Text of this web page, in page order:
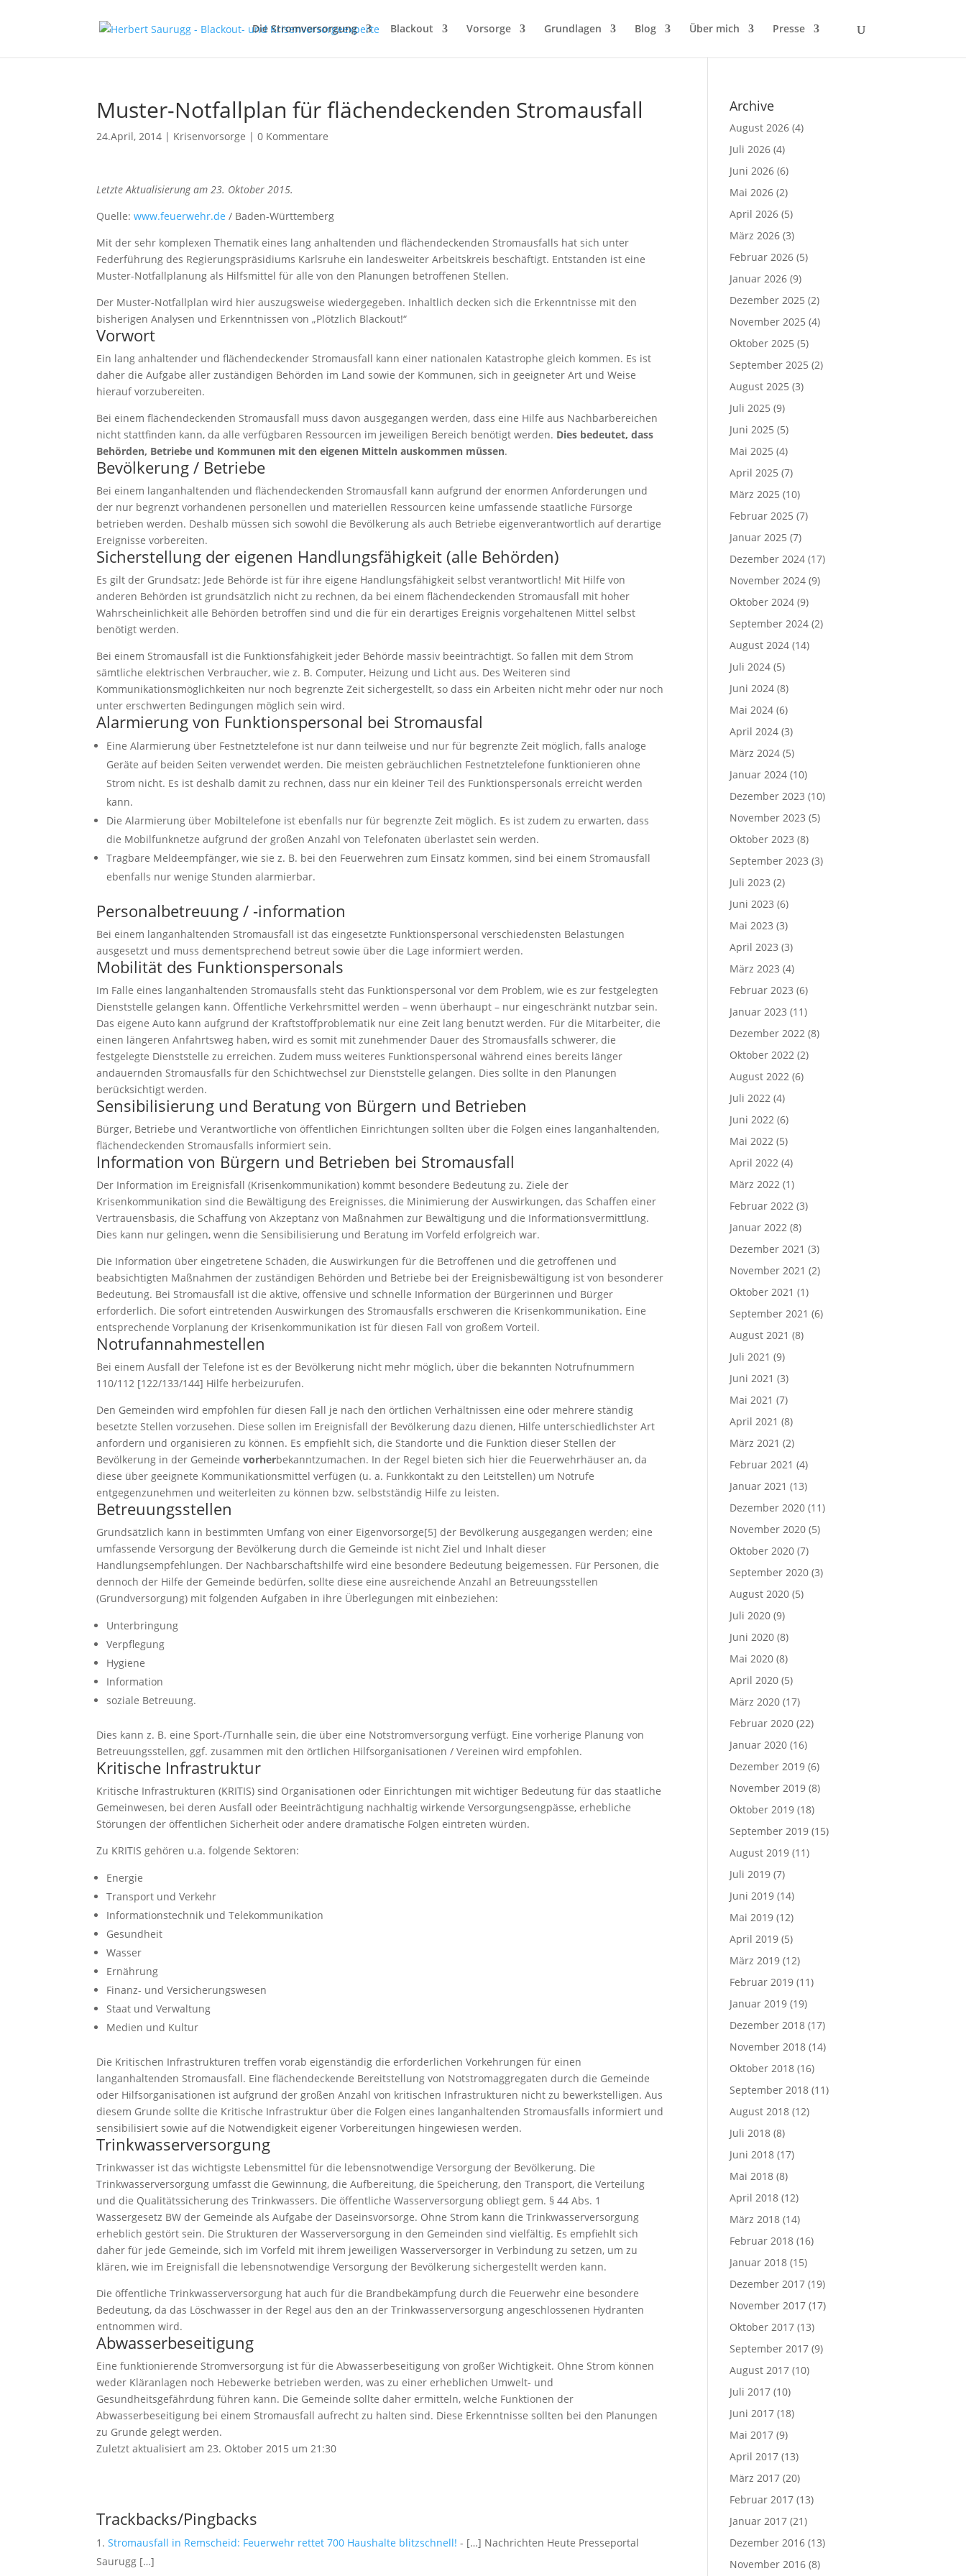
Die Stromversorgung Blackout Vorsorge Grundlagen Blog Über mich Presse
Muster-Notfallplan für flächendeckenden Stromausfall
24.April, 2014 | Krisenvorsorge |0 Kommentare
Letzte Aktualisierung am 23. Oktober 2015.
Quelle:www.feuerwehr.de / Baden-Württemberg
Mit der sehr komplexen Thematik eines lang anhaltenden und flächendeckenden Stromausfalls hat sich unter
Federführung des Regierungspräsidiums Karlsruhe ein landesweiter Arbeitskreis beschäftigt. Entstanden ist eine
Muster-Notfallplanung als Hilfsmittel für alle von den Planungen betroffenen Stellen.
Der Muster-Notfallplan wird hier auszugsweise wiedergegeben. Inhaltlich decken sich die Erkenntnisse mit den
bisherigen Analysen und Erkenntnissen von „Plötzlich Blackout!“
Vorwort
Ein lang anhaltender und flächendeckender Stromausfall kann einer nationalen Katastrophe gleich kommen. Es ist
daher die Aufgabe aller zuständigen Behörden im Land sowie der Kommunen, sich in geeigneter Art und Weise
hierauf vorzubereiten.
Bei einem flächendeckenden Stromausfall muss davon ausgegangen werden, dass eine Hilfe aus Nachbarbereichen
nicht stattfinden kann, da alle verfügbaren Ressourcen im jeweiligen Bereich benötigt werden. Dies bedeutet, dass
Behörden, Betriebe und Kommunen mit den eigenen Mitteln auskommen müssen.
Bevölkerung / Betriebe
Bei einem langanhaltenden und flächendeckenden Stromausfall kann aufgrund der enormen Anforderungen und
der nur begrenzt vorhandenen personellen und materiellen Ressourcen keine umfassende staatliche Fürsorge
betrieben werden. Deshalb müssen sich sowohl die Bevölkerung als auch Betriebe eigenverantwortlich auf derartige
Ereignisse vorbereiten.
Sicherstellung der eigenen Handlungsfähigkeit (alle Behörden)
Es gilt der Grundsatz: Jede Behörde ist für ihre eigene Handlungsfähigkeit selbst verantwortlich! Mit Hilfe von
anderen Behörden ist grundsätzlich nicht zu rechnen, da bei einem flächendeckenden Stromausfall mit hoher
Wahrscheinlichkeit alle Behörden betroffen sind und die für ein derartiges Ereignis vorgehaltenen Mittel selbst
benötigt werden.
Bei einem Stromausfall ist die Funktionsfähigkeit jeder Behörde massiv beeinträchtigt. So fallen mit dem Strom
sämtliche elektrischen Verbraucher, wie z. B. Computer, Heizung und Licht aus. Des Weiteren sind
Kommunikationsmöglichkeiten nur noch begrenzte Zeit sichergestellt, so dass ein Arbeiten nicht mehr oder nur noch
unter erschwerten Bedingungen möglich sein wird.
Alarmierung von Funktionspersonal bei Stromausfal
Eine Alarmierung über Festnetztelefone ist nur dann teilweise und nur für begrenzte Zeit möglich, falls analoge
Geräte auf beiden Seiten verwendet werden. Die meisten gebräuchlichen Festnetztelefone funktionieren ohne
Strom nicht. Es ist deshalb damit zu rechnen, dass nur ein kleiner Teil des Funktionspersonals erreicht werden
kann.
Die Alarmierung über Mobiltelefone ist ebenfalls nur für begrenzte Zeit möglich. Es ist zudem zu erwarten, dass
die Mobilfunknetze aufgrund der großen Anzahl von Telefonaten überlastet sein werden.
Tragbare Meldeempfänger, wie sie z. B. bei den Feuerwehren zum Einsatz kommen, sind bei einem Stromausfall
ebenfalls nur wenige Stunden alarmierbar.
Personalbetreuung / -information
Bei einem langanhaltenden Stromausfall ist das eingesetzte Funktionspersonal verschiedensten Belastungen
ausgesetzt und muss dementsprechend betreut sowie über die Lage informiert werden.
Mobilität des Funktionspersonals
Im Falle eines langanhaltenden Stromausfalls steht das Funktionspersonal vor dem Problem, wie es zur festgelegten
Dienststelle gelangen kann. Öffentliche Verkehrsmittel werden – wenn überhaupt – nur eingeschränkt nutzbar sein.
Das eigene Auto kann aufgrund der Kraftstoffproblematik nur eine Zeit lang benutzt werden. Für die Mitarbeiter, die
einen längeren Anfahrtsweg haben, wird es somit mit zunehmender Dauer des Stromausfalls schwerer, die
festgelegte Dienststelle zu erreichen. Zudem muss weiteres Funktionspersonal während eines bereits länger
andauernden Stromausfalls für den Schichtwechsel zur Dienststelle gelangen. Dies sollte in den Planungen
berücksichtigt werden.
Sensibilisierung und Beratung von Bürgern und Betrieben
Bürger, Betriebe und Verantwortliche von öffentlichen Einrichtungen sollten über die Folgen eines langanhaltenden,
flächendeckenden Stromausfalls informiert sein.
Information von Bürgern und Betrieben bei Stromausfall
Der Information im Ereignisfall (Krisenkommunikation) kommt besondere Bedeutung zu. Ziele der
Krisenkommunikation sind die Bewältigung des Ereignisses, die Minimierung der Auswirkungen, das Schaffen einer
Vertrauensbasis, die Schaffung von Akzeptanz von Maßnahmen zur Bewältigung und die Informationsvermittlung.
Dies kann nur gelingen, wenn die Sensibilisierung und Beratung im Vorfeld erfolgreich war.
Die Information über eingetretene Schäden, die Auswirkungen für die Betroffenen und die getroffenen und
beabsichtigten Maßnahmen der zuständigen Behörden und Betriebe bei der Ereignisbewältigung ist von besonderer
Bedeutung. Bei Stromausfall ist die aktive, offensive und schnelle Information der Bürgerinnen und Bürger
erforderlich. Die sofort eintretenden Auswirkungen des Stromausfalls erschweren die Krisenkommunikation. Eine
entsprechende Vorplanung der Krisenkommunikation ist für diesen Fall von großem Vorteil.
Notrufannahmestellen
Bei einem Ausfall der Telefone ist es der Bevölkerung nicht mehr möglich, über die bekannten Notrufnummern
110/112 [122/133/144] Hilfe herbeizurufen.
Den Gemeinden wird empfohlen für diesen Fall je nach den örtlichen Verhältnissen eine oder mehrere ständig
besetzte Stellen vorzusehen. Diese sollen im Ereignisfall der Bevölkerung dazu dienen, Hilfe unterschiedlichster Art
anfordern und organisieren zu können. Es empfiehlt sich, die Standorte und die Funktion dieser Stellen der
Bevölkerung in der Gemeindevorherbekanntzumachen. In der Regel bieten sich hier die Feuerwehrhäuser an, da
diese über geeignete Kommunikationsmittel verfügen (u. a. Funkkontakt zu den Leitstellen) um Notrufe
entgegenzunehmen und weiterleiten zu können bzw. selbstständig Hilfe zu leisten.
Betreuungsstellen
Grundsätzlich kann in bestimmten Umfang von einer Eigenvorsorge[5] der Bevölkerung ausgegangen werden; eine
umfassende Versorgung der Bevölkerung durch die Gemeinde ist nicht Ziel und Inhalt dieser
Handlungsempfehlungen. Der Nachbarschaftshilfe wird eine besondere Bedeutung beigemessen. Für Personen, die
dennoch der Hilfe der Gemeinde bedürfen, sollte diese eine ausreichende Anzahl an Betreuungsstellen
(Grundversorgung) mit folgenden Aufgaben in ihre Überlegungen mit einbeziehen:
Unterbringung
Verpflegung
Hygiene
Information
soziale Betreuung.
Dies kann z. B. eine Sport-/Turnhalle sein, die über eine Notstromversorgung verfügt. Eine vorherige Planung von
Betreuungsstellen, ggf. zusammen mit den örtlichen Hilfsorganisationen / Vereinen wird empfohlen.
Kritische Infrastruktur
Kritische Infrastrukturen (KRITIS) sind Organisationen oder Einrichtungen mit wichtiger Bedeutung für das staatliche
Gemeinwesen, bei deren Ausfall oder Beeinträchtigung nachhaltig wirkende Versorgungsengpässe, erhebliche
Störungen der öffentlichen Sicherheit oder andere dramatische Folgen eintreten würden.
Zu KRITIS gehören u.a. folgende Sektoren:
Energie
Transport und Verkehr
Informationstechnik und Telekommunikation
Gesundheit
Wasser
Ernährung
Finanz- und Versicherungswesen
Staat und Verwaltung
Medien und Kultur
Die Kritischen Infrastrukturen treffen vorab eigenständig die erforderlichen Vorkehrungen für einen
langanhaltenden Stromausfall. Eine flächendeckende Bereitstellung von Notstromaggregaten durch die Gemeinde
oder Hilfsorganisationen ist aufgrund der großen Anzahl von kritischen Infrastrukturen nicht zu bewerkstelligen. Aus
diesem Grunde sollte die Kritische Infrastruktur über die Folgen eines langanhaltenden Stromausfalls informiert und
sensibilisiert sowie auf die Notwendigkeit eigener Vorbereitungen hingewiesen werden.
Trinkwasserversorgung
Trinkwasser ist das wichtigste Lebensmittel für die lebensnotwendige Versorgung der Bevölkerung. Die
Trinkwasserversorgung umfasst die Gewinnung, die Aufbereitung, die Speicherung, den Transport, die Verteilung
und die Qualitätssicherung des Trinkwassers. Die öffentliche Wasserversorgung obliegt gem. § 44 Abs. 1
Wassergesetz BW der Gemeinde als Aufgabe der Daseinsvorsorge. Ohne Strom kann die Trinkwasserversorgung
erheblich gestört sein. Die Strukturen der Wasserversorgung in den Gemeinden sind vielfältig. Es empfiehlt sich
daher für jede Gemeinde, sich im Vorfeld mit ihrem jeweiligen Wasserversorger in Verbindung zu setzen, um zu
klären, wie im Ereignisfall die lebensnotwendige Versorgung der Bevölkerung sichergestellt werden kann.
Die öffentliche Trinkwasserversorgung hat auch für die Brandbekämpfung durch die Feuerwehr eine besondere
Bedeutung, da das Löschwasser in der Regel aus den an der Trinkwasserversorgung angeschlossenen Hydranten
entnommen wird.
Abwasserbeseitigung
Eine funktionierende Stromversorgung ist für die Abwasserbeseitigung von großer Wichtigkeit. Ohne Strom können
weder Kläranlagen noch Hebewerke betrieben werden, was zu einer erheblichen Umwelt- und
Gesundheitsgefährdung führen kann. Die Gemeinde sollte daher ermitteln, welche Funktionen der
Abwasserbeseitigung bei einem Stromausfall aufrecht zu halten sind. Diese Erkenntnisse sollten bei den Planungen
zu Grunde gelegt werden.
Zuletzt aktualisiert am 23. Oktober 2015 um 21:30
Trackbacks/Pingbacks
Stromausfall in Remscheid: Feuerwehr rettet 700 Haushalte blitzschnell! - […] Nachrichten Heute Presseportal
Saurugg […]
Archive
August 2026 (4)
Juli 2026 (4)
Juni 2026 (6)
Mai 2026 (2)
April 2026 (5)
März 2026 (3)
Februar 2026 (5)
Januar 2026 (9)
Dezember 2025 (2)
November 2025 (4)
Oktober 2025 (5)
September 2025 (2)
August 2025 (3)
Juli 2025 (9)
Juni 2025 (5)
Mai 2025 (4)
April 2025 (7)
März 2025 (10)
Februar 2025 (7)
Januar 2025 (7)
Dezember 2024 (17)
November 2024 (9)
Oktober 2024 (9)
September 2024 (2)
August 2024 (14)
Juli 2024 (5)
Juni 2024 (8)
Mai 2024 (6)
April 2024 (3)
März 2024 (5)
Januar 2024 (10)
Dezember 2023 (10)
November 2023 (5)
Oktober 2023 (8)
September 2023 (3)
Juli 2023 (2)
Juni 2023 (6)
Mai 2023 (3)
April 2023 (3)
März 2023 (4)
Februar 2023 (6)
Januar 2023 (11)
Dezember 2022 (8)
Oktober 2022 (2)
August 2022 (6)
Juli 2022 (4)
Juni 2022 (6)
Mai 2022 (5)
April 2022 (4)
März 2022 (1)
Februar 2022 (3)
Januar 2022 (8)
Dezember 2021 (3)
November 2021 (2)
Oktober 2021 (1)
September 2021 (6)
August 2021 (8)
Juli 2021 (9)
Juni 2021 (3)
Mai 2021 (7)
April 2021 (8)
März 2021 (2)
Februar 2021 (4)
Januar 2021 (13)
Dezember 2020 (11)
November 2020 (5)
Oktober 2020 (7)
September 2020 (3)
August 2020 (5)
Juli 2020 (9)
Juni 2020 (8)
Mai 2020 (8)
April 2020 (5)
März 2020 (17)
Februar 2020 (22)
Januar 2020 (16)
Dezember 2019 (6)
November 2019 (8)
Oktober 2019 (18)
September 2019 (15)
August 2019 (11)
Juli 2019 (7)
Juni 2019 (14)
Mai 2019 (12)
April 2019 (5)
März 2019 (12)
Februar 2019 (11)
Januar 2019 (19)
Dezember 2018 (17)
November 2018 (14)
Oktober 2018 (16)
September 2018 (11)
August 2018 (12)
Juli 2018 (8)
Juni 2018 (17)
Mai 2018 (8)
April 2018 (12)
März 2018 (14)
Februar 2018 (16)
Januar 2018 (15)
Dezember 2017 (19)
November 2017 (17)
Oktober 2017 (13)
September 2017 (9)
August 2017 (10)
Juli 2017 (10)
Juni 2017 (18)
Mai 2017 (9)
April 2017 (13)
März 2017 (20)
Februar 2017 (13)
Januar 2017 (21)
Dezember 2016 (13)
November 2016 (8)